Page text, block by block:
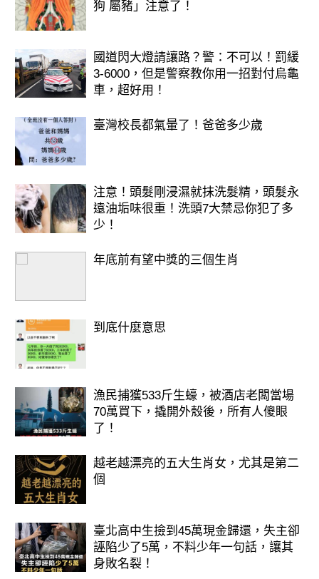
狗 屬豬」注意了！
國道閃大燈請讓路？警：不可以！罰緩
3-6000，但是警察教你用一招對付烏龜
車，超好用！
臺灣校長都氣暈了！爸爸多少歲
注意！頭髮剛浸濕就抹洗髮精，頭髮永
遠油垢味很重！洗頭7大禁忌你犯了多
少！
年底前有望中獎的三個生肖
到底什麼意思
漁民捕獲533斤生蠔，被酒店老闆當場
70萬買下，撬開外殼後，所有人傻眼
了！
越老越漂亮的五大生肖女，尤其是第二
個
臺北高中生撿到45萬現金歸還，失主卻
誣陷少了5萬，不料少年一句話，讓其
身敗名裂！